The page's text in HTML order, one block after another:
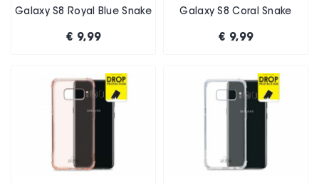
Galaxy S8 Royal Blue Snake
€ 9,99
Galaxy S8 Coral Snake
€ 9,99